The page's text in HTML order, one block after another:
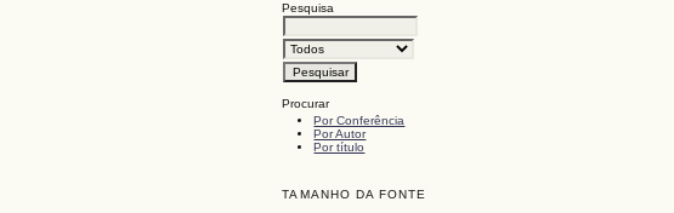
Pesquisa
Procurar
Por Conferência
Por Autor
Por título
TAMANHO DA FONTE